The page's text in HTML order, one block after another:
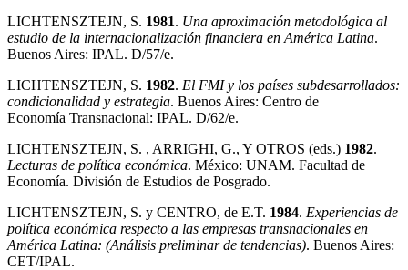
LICHTENSZTEJN, S. 1981. Una aproximación metodológica al
estudio de la internacionalización financiera en América Latina.
Buenos Aires: IPAL. D/57/e.
LICHTENSZTEJN, S. 1982. El FMI y los países subdesarrollados:
condicionalidad y estrategia. Buenos Aires: Centro de
Economía Transnacional: IPAL. D/62/e.
LICHTENSZTEJN, S. , ARRIGHI, G., Y OTROS (eds.) 1982.
Lecturas de política económica. México: UNAM. Facultad de
Economía. División de Estudios de Posgrado.
LICHTENSZTEJN, S. y CENTRO, de E.T. 1984. Experiencias de
política económica respecto a las empresas transnacionales en
América Latina: (Análisis preliminar de tendencias). Buenos Aires:
CET/IPAL.